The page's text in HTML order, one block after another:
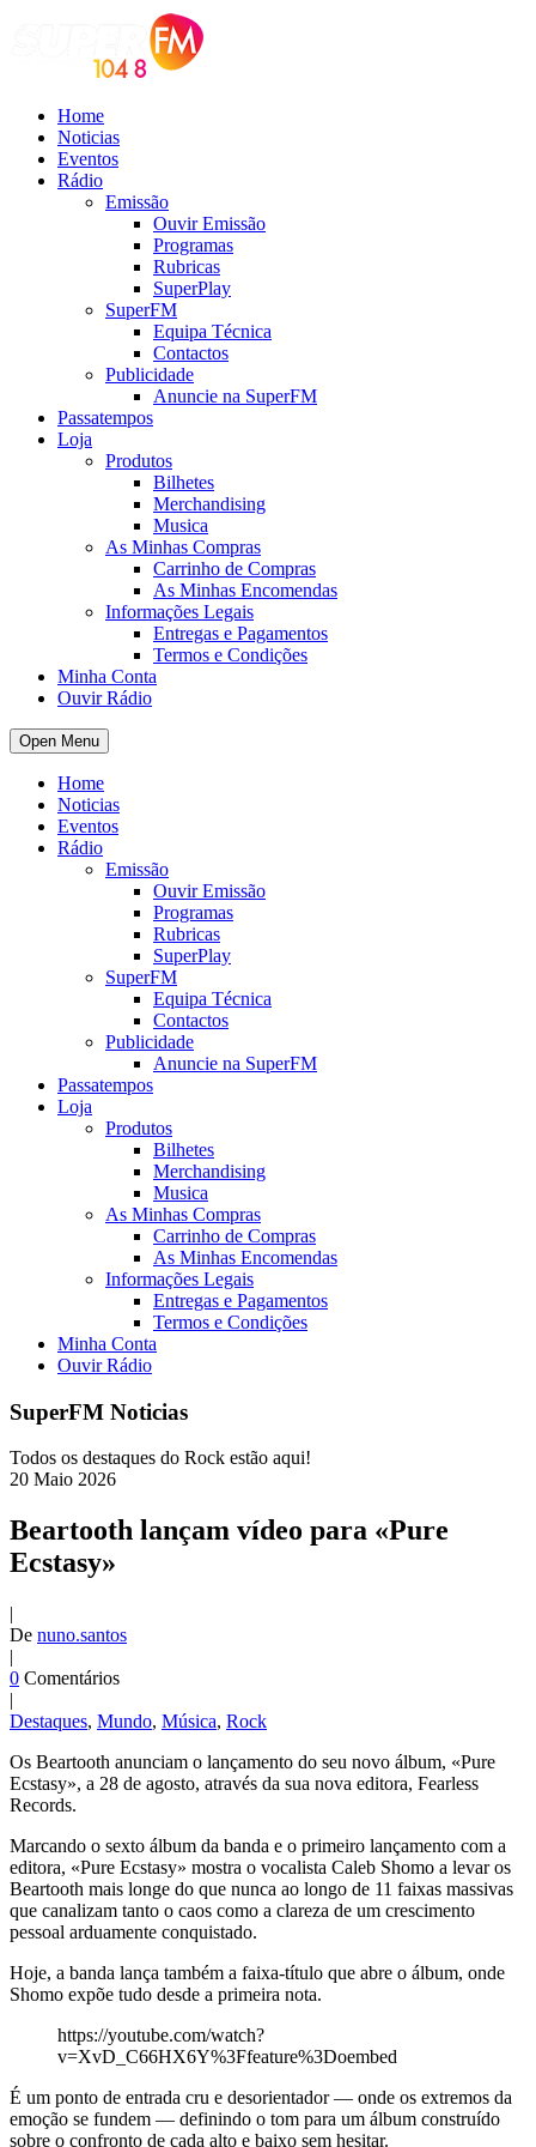
Home
Noticias
Eventos
Rádio
Emissão
Ouvir Emissão
Programas
Rubricas
SuperPlay
SuperFM
Equipa Técnica
Contactos
Publicidade
Anuncie na SuperFM
Passatempos
Loja
Produtos
Bilhetes
Merchandising
Musica
As Minhas Compras
Carrinho de Compras
As Minhas Encomendas
Informações Legais
Entregas e Pagamentos
Termos e Condições
Minha Conta
Ouvir Rádio
Open Menu
Home
Noticias
Eventos
Rádio
Emissão
Ouvir Emissão
Programas
Rubricas
SuperPlay
SuperFM
Equipa Técnica
Contactos
Publicidade
Anuncie na SuperFM
Passatempos
Loja
Produtos
Bilhetes
Merchandising
Musica
As Minhas Compras
Carrinho de Compras
As Minhas Encomendas
Informações Legais
Entregas e Pagamentos
Termos e Condições
Minha Conta
Ouvir Rádio
SuperFM Noticias
Todos os destaques do Rock estão aqui!
20 Maio 2026
Beartooth lançam vídeo para «Pure
Ecstasy»
|
De nuno.santos
|
0 Comentários
|
Destaques, Mundo, Música, Rock
Os Beartooth anunciam o lançamento do seu novo álbum, «Pure
Ecstasy», a 28 de agosto, através da sua nova editora, Fearless
Records.
Marcando o sexto álbum da banda e o primeiro lançamento com a
editora, «Pure Ecstasy» mostra o vocalista Caleb Shomo a levar os
Beartooth mais longe do que nunca ao longo de 11 faixas massivas
que canalizam tanto o caos como a clareza de um crescimento
pessoal arduamente conquistado.
Hoje, a banda lança também a faixa-título que abre o álbum, onde
Shomo expõe tudo desde a primeira nota.
https://youtube.com/watch?
v=XvD_C66HX6Y%3Ffeature%3Doembed
É um ponto de entrada cru e desorientador — onde os extremos da
emoção se fundem — definindo o tom para um álbum construído
sobre o confronto de cada alto e baixo sem hesitar.